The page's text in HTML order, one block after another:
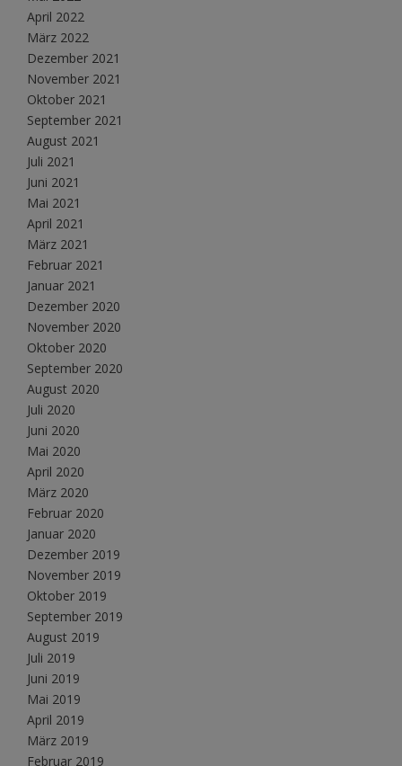
April 2022
März 2022
Dezember 2021
November 2021
Oktober 2021
September 2021
August 2021
Juli 2021
Juni 2021
Mai 2021
April 2021
März 2021
Februar 2021
Januar 2021
Dezember 2020
November 2020
Oktober 2020
September 2020
August 2020
Juli 2020
Juni 2020
Mai 2020
April 2020
März 2020
Februar 2020
Januar 2020
Dezember 2019
November 2019
Oktober 2019
September 2019
August 2019
Juli 2019
Juni 2019
Mai 2019
April 2019
März 2019
Februar 2019